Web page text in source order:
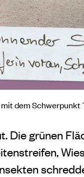
dem Schwerpunkt
Die grünen